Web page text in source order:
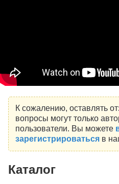
К сожалению, оставлять
вопросы могут только
пользователи. Вы можете
зарегистрироватьсяв
Каталог